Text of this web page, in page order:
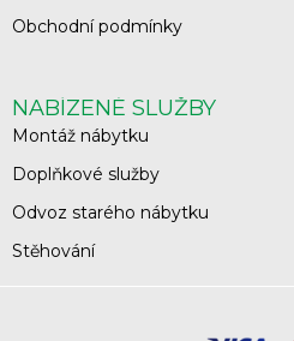
Obchodní podmínky
NABÍZENÉ SLUŽBY
Montáž nábytku
Doplňkové služby
Odvoz starého nábytku
Stěhování